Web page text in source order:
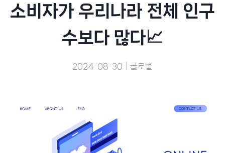
소비자가 우리나라 전체 인구
수보다 많다📈
2024-08-30 글로벌